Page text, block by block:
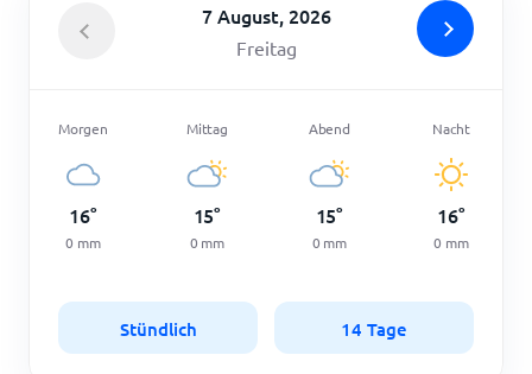
7 August, 2026
Freitag
Morgen
16°
0 mm
Mittag
15°
0 mm
Abend
15°
0 mm
Nacht
16°
0 mm
Stündlich 14 Tage